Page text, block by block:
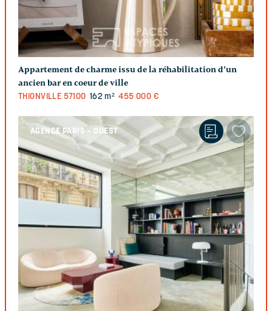
Appartement de charme issu de la réhabilitation d’un
ancien bar en coeur de ville
THIONVILLE 57100 162 m² 455 000 €
AGENCE PARIS – OUEST